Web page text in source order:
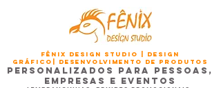
FÊNIX DESIGN STUDIO | Design
Gráfico| Desenvolvimento de Produtos
Personalizados para Pessoas,
Empresas e EventoS